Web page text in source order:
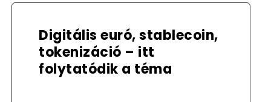
Digitális euró, stablecoin,
tokenizáció – itt
folytatódik a téma